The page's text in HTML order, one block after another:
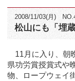
2008/11/03(月)
松山にも「埋
11月に入り、朝
県功労賞授賞式や
物、ロープウェイ